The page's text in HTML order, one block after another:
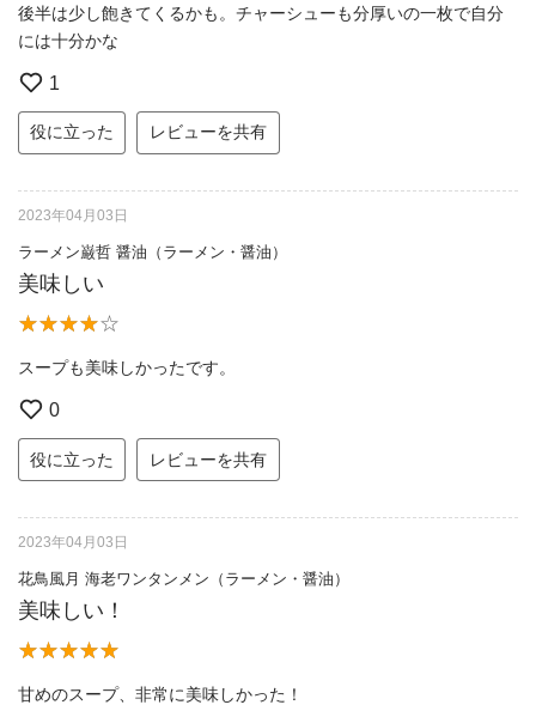
後半は少し飽きてくるかも。チャーシューも分厚いの一枚で自分
には十分かな
1
役に立った レビューを共有
2023年04月03日
ラーメン巌哲 醤油（ラーメン・醤油）
美味しい
スープも美味しかったです。
0
役に立った レビューを共有
2023年04月03日
花鳥風月 海老ワンタンメン（ラーメン・醤油）
美味しい！
甘めのスープ、非常に美味しかった！